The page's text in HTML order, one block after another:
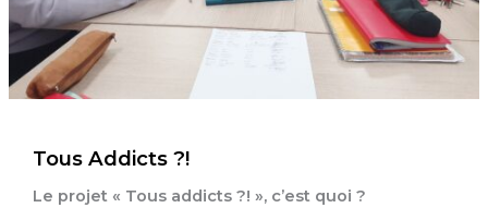
Tous Addicts ?!
Le projet « Tous addicts ?! », c’est quoi ?